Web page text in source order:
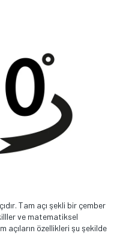
Tam açı şekli bir çember
ve matematiksel
açıların özellikleri şu şekilde